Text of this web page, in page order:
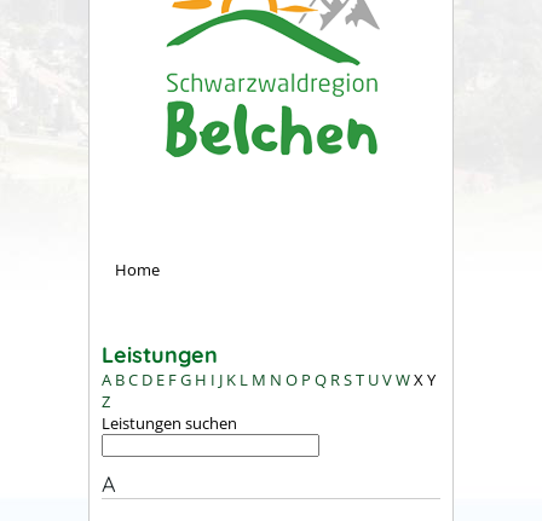
Home
Leistungen
A BC D E FG H I J K L M N O P Q RST UVWXY
Z
Leistungen suchen
A